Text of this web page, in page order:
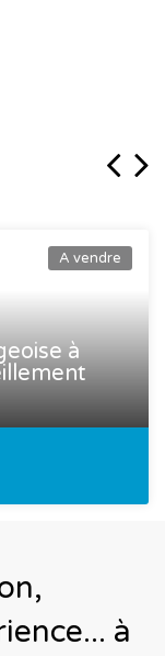
A vendre
à
à